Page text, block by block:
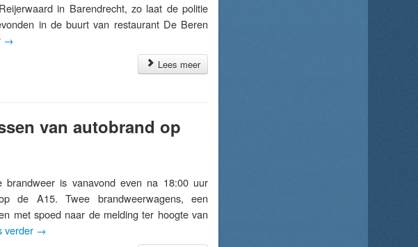
in Barendrecht, zo laat de politie
in de buurt van restaurant De Beren
→
Lees meer
van autobrand op
is vanavond even na 18:00 uur
de A15. Twee brandweerwagens, een
met spoed naar de melding ter hoogte van
verder →